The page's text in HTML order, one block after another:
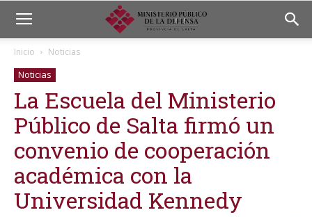
Inicio Noticias
Noticias
La Escuela del Ministerio
Público de Salta firmó un
convenio de cooperación
académica con la
Universidad Kennedy